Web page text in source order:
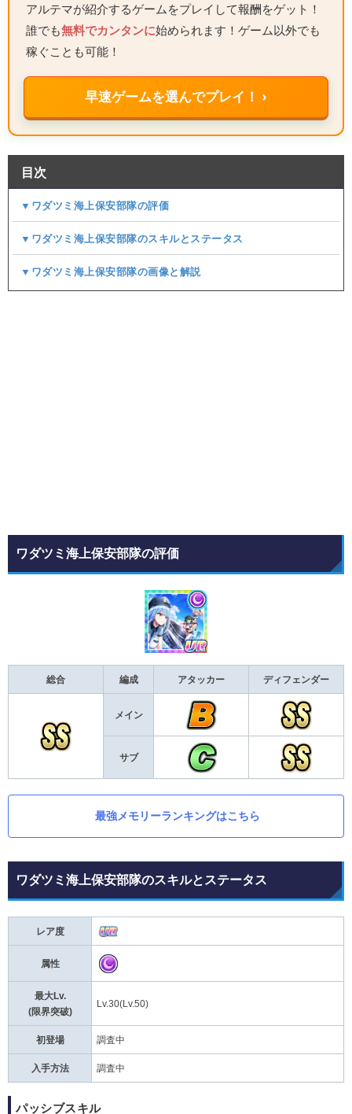
アルテマが紹介するゲームをプレイして報酬をゲット！
誰でも無料でカンタンに始められます！ゲーム以外でも
稼ぐことも可能！
早速ゲームを選んでプレイ！ ›
目次
▼ワダツミ海上保安部隊の評価
▼ワダツミ海上保安部隊のスキルとステータス
▼ワダツミ海上保安部隊の画像と解説
ワダツミ海上保安部隊の評価
総合 編成 アタッカー ディフェンダー
メイン
サブ
最強メモリーランキングはこちら
ワダツミ海上保安部隊のスキルとステータス
レア度
属性
最大Lv.
(限界突破)
Lv.30(Lv.50)
初登場 調査中
入手方法 調査中
パッシブスキル